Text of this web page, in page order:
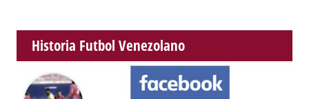
Historia Futbol Venezolano